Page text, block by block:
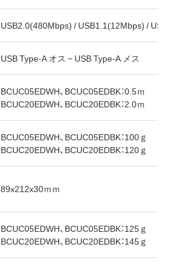
USB2.0(480Mbps) / USB1.1(12Mbps) /
USB Type-A オス − USB Type-A メス
BCUC05EDWH、BCUC05EDBK：0.5ｍ
BCUC20EDWH、BCUC20EDBK：2.0ｍ
BCUC05EDWH、BCUC05EDBK：100ｇ
BCUC20EDWH、BCUC20EDBK：120ｇ
89x212x30ｍｍ
BCUC05EDWH、BCUC05EDBK：125ｇ
BCUC20EDWH、BCUC20EDBK：145ｇ